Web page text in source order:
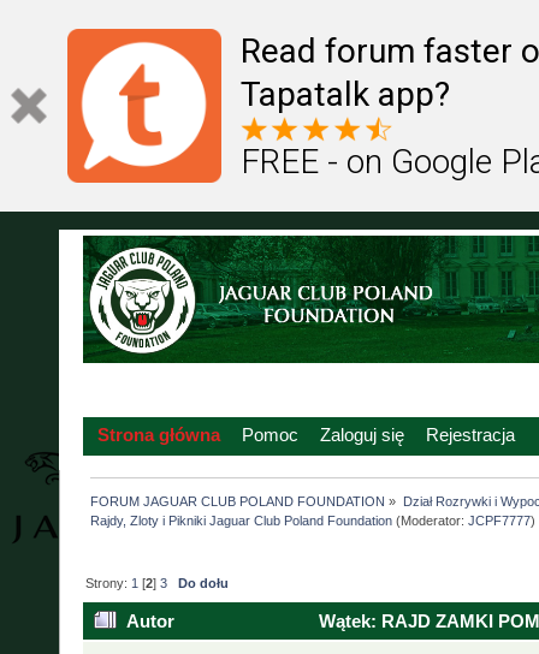
Read forum faster
Tapatalk app?
FREE - on Google
Strona główna Pomoc Zaloguj się Rejestracja
FORUM JAGUAR CLUB POLAND FOUNDATION »
Dział Rozrywki i
Rajdy, Zloty i Pikniki Jaguar Club Poland Foundation (Moderator:JCPF7777)
Strony: 1 [2]3 Do dołu
Autor Wątek: RAJD ZAMKI